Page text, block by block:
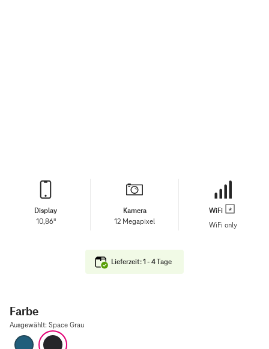
Display
10,86"
Kamera
12 Megapixel
WiFi
WiFi only
Lieferzeit: 1 - 4 Tage
Farbe
Ausgewählt: Space Grau
Blau